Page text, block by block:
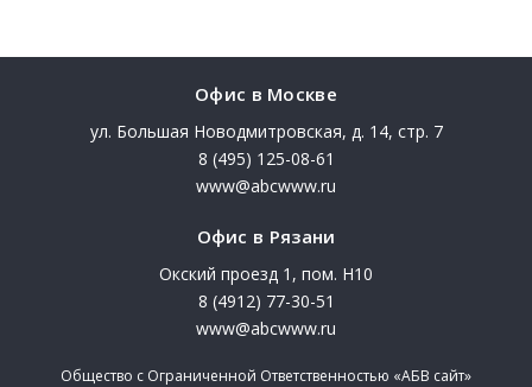
Офис в Москве
ул. Большая Новодмитровская, д. 14, стр. 7
8 (495) 125-08-61
www@abcwww.ru
Офис в Рязани
Окский проезд 1, пом. Н10
8 (4912) 77-30-51
www@abcwww.ru
Общество с Ограниченной Ответственностью «АБВ сайт»